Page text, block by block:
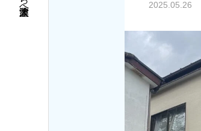
2025.05.26